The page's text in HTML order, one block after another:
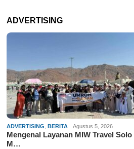
ADVERTISING
ADVERTISING ,BERITA Agustus 5, 2026
Mengenal Layanan MIW Travel
M…